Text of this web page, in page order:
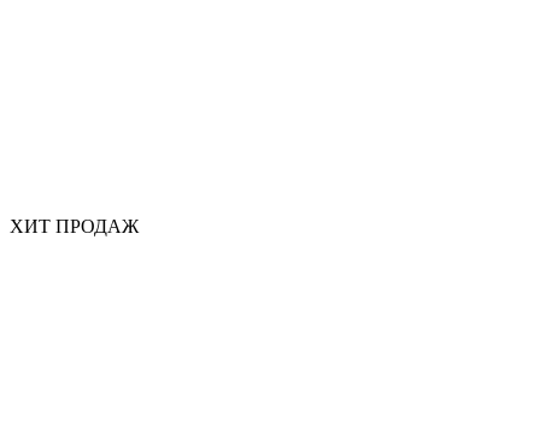
ХИТ ПРОДАЖ